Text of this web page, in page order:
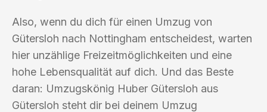
Also, wenn du dich für einen Umzug von
Gütersloh nach Nottingham entscheidest, warten
hier unzählige Freizeitmöglichkeiten und eine
hohe Lebensqualität auf dich. Und das Beste
daran: Umzugskönig Huber Gütersloh aus
Gütersloh steht dir bei deinem Umzug